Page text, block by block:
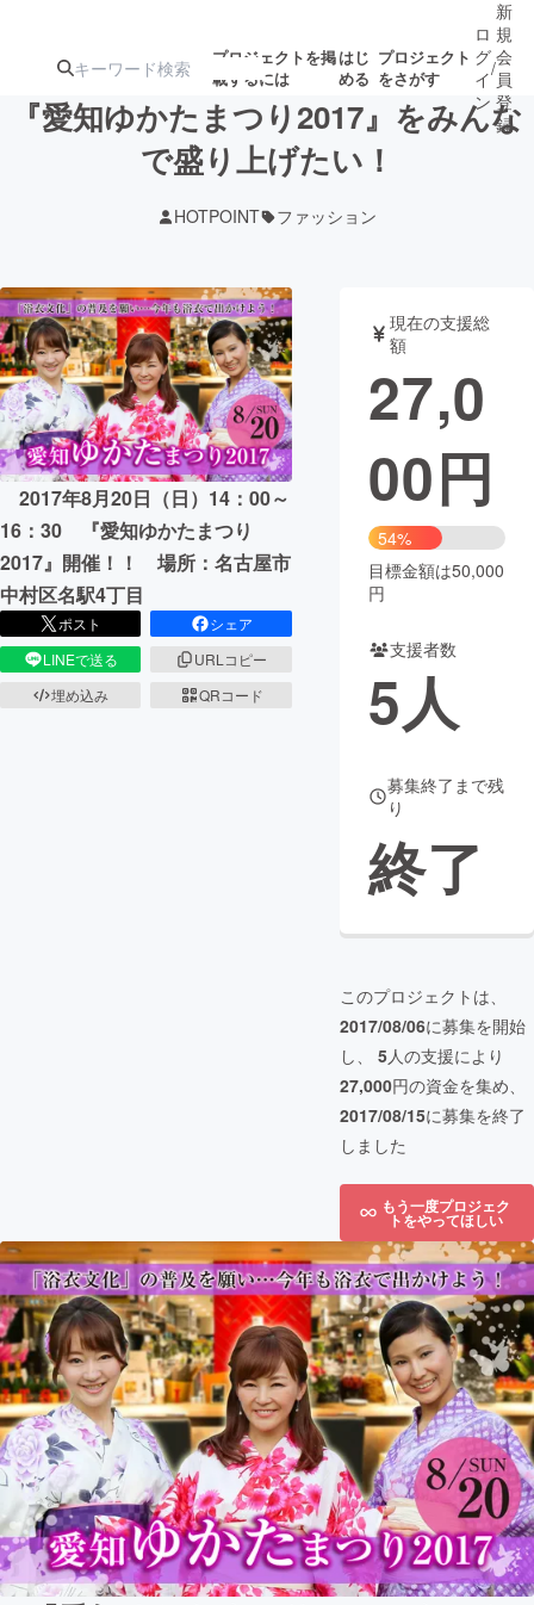
プロジェクトを掲
載するには
はじ
める
プロジェクト
をさがす
ジェクト
ロジェクト
アート・写真 音楽
テクノロジー・ガジェット ゲーム・
映像・映画 書籍・雑誌
ビジネス・起業 チャレンジ
まちづくり・地域活性化
CAMPFIRE for Social Good
CAMPFIRE Creation
CAMPFIREふるさと納税
コミュニティ
ロ
グ
イ
ン
/
新
規
会
員
登
録
『愛知ゆかたまつり2017』をみんな
で盛り上げたい！
HOTPOINT ファッション
2017年8月20日（日）14：00～
16：30 『愛知ゆかたまつり
2017』開催！！ 場所：名古屋市
中村区名駅4丁目
ポスト
シェア
LINEで送る
URLコピー
埋め込み
QRコード
現在の支援総
額
27,0
00円
54%
目標金額は50,000
円
支援者数
5人
募集終了まで残
り
終了
このプロジェクトは、
2017/08/06に募集を開始
し、 5人の支援により
27,000円の資金を集め、
2017/08/15に募集を終了
しました
もう一度プロジェク
トをやってほしい